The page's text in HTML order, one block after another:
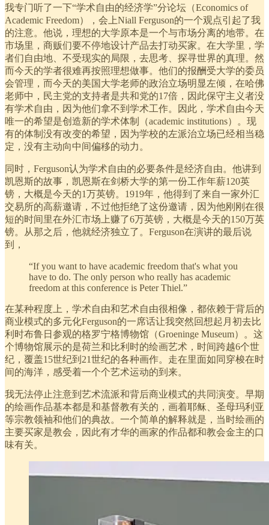
我专门听了一下“学术自由的经济学”分论坛（Economics of
Academic Freedom），会上Niall Ferguson的一个观点引起了我
的注意。他说，理想的大学原本是一个与市场分离的地带。在
市场里，商贩们要不停地设计产品去打动买家。在大学里，学
者们自由地、不受现实的局限，去思考、探寻世界的真理。然
而今天的学者很难再按照理想做事。他们的报酬受大学的委员
会管理，而今天的美国大学老师的政治立场明显左倾，在哈佛
老师中，民主党的支持者是共和党的17倍，因此保守主义者没
有学术自由，因为他们拿不到学术工作。因此，学术自由今天
唯一的希望是创造新的学术体制（academic institutions）。现
有的体制没有改变的希望，因为学校的左派治立场已经相当稳
定，没有主动向中间偏移的动力。
同时，Ferguson认为学术自由的必要条件是经济自由。他讲到
凯恩斯的故事，凯恩斯在剑桥大学的第一份工作年薪120英
镑，大概是今天的1万英镑。1919年，他得到了来自一家外汇
交易所的高薪邀请，不过他拒绝了这份邀请，因为他刚刚在很
短的时间里在外汇市场上赚了6万英镑，大概是今天的150万英
镑。从那之后，他就经济独立了。Ferguson在演讲的最后说
到，
“If you want to have academic freedom that's what you
have to do. The only person who really has academic
freedom at this conference is Peter Thiel.”
在某种程度上，学术自由和艺术自由很相像，都依赖于背后的
商业模式的多元化Ferguson的一席话让我突然回想起月初去比
利时布鲁日参观的格罗宁格博物馆（Groeninge Museum）。这
个博物馆展示的是荷兰和比利时的绘画艺术，时间跨越6个世
纪，覆盖15世纪到21世纪的各种画作。走在里面如同穿梭在时
间的海洋，感受着一个个艺术运动的到来。
我无法停止注意到艺术流派和背后商业模式的共同演变。早期
的绘画作品基本都是和基督教有关的，画着耶稣、圣母玛利亚
等宗教领袖和他们的典故。一个简单的解释就是，当时绘画的
主要买家是教会，因此有才华的画家的作品都和教会金主的口
味有关。